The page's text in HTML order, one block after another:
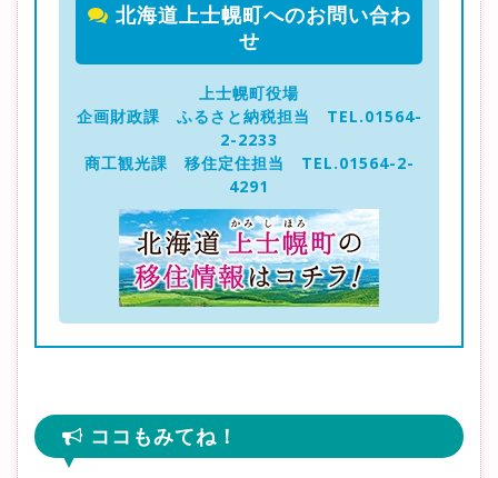
北海道上士幌町へのお問い合わ
せ
上士幌町役場
企画財政課 ふるさと納税担当 TEL.01564-
2-2233
商工観光課 移住定住担当 TEL.01564-2-
4291
ココもみてね！